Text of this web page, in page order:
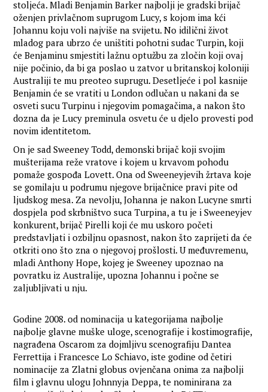
stoljeća. Mladi Benjamin Barker najbolji je gradski brijač
oženjen privlačnom suprugom Lucy, s kojom ima kći
Johannu koju voli najviše na svijetu. No idilični život
mladog para ubrzo će uništiti pohotni sudac Turpin, koji
će Benjaminu smjestiti lažnu optužbu za zločin koji ovaj
nije počinio, da bi ga poslao u zatvor u britanskoj koloniji
Australiji te mu preoteo suprugu. Desetljeće i pol kasnije
Benjamin će se vratiti u London odlučan u nakani da se
osveti sucu Turpinu i njegovim pomagačima, a nakon što
dozna da je Lucy preminula osvetu će u djelo provesti pod
novim identitetom.
On je sad Sweeney Todd, demonski brijač koji svojim
mušterijama reže vratove i kojem u krvavom pohodu
pomaže gospođa Lovett. Ona od Sweeneyjevih žrtava koje
se gomilaju u podrumu njegove brijačnice pravi pite od
ljudskog mesa. Za nevolju, Johanna je nakon Lucyne smrti
dospjela pod skrbništvo suca Turpina, a tu je i Sweeneyjev
konkurent, brijač Pirelli koji će mu uskoro početi
predstavljati i ozbiljnu opasnost, nakon što zaprijeti da će
otkriti ono što zna o njegovoj prošlosti. U međuvremenu,
mladi Anthony Hope, kojeg je Sweeney upoznao na
povratku iz Australije, upozna Johannu i počne se
zaljubljivati u nju.
Godine 2008. od nominacija u kategorijama najbolje
najbolje glavne muške uloge, scenografije i kostimografije,
nagrađena Oscarom za dojmljivu scenografiju Dantea
Ferrettija i Francesce Lo Schiavo, iste godine od četiri
nominacije za Zlatni globus ovjenčana onima za najbolji
film i glavnu ulogu Johnnyja Deppa, te nominirana za